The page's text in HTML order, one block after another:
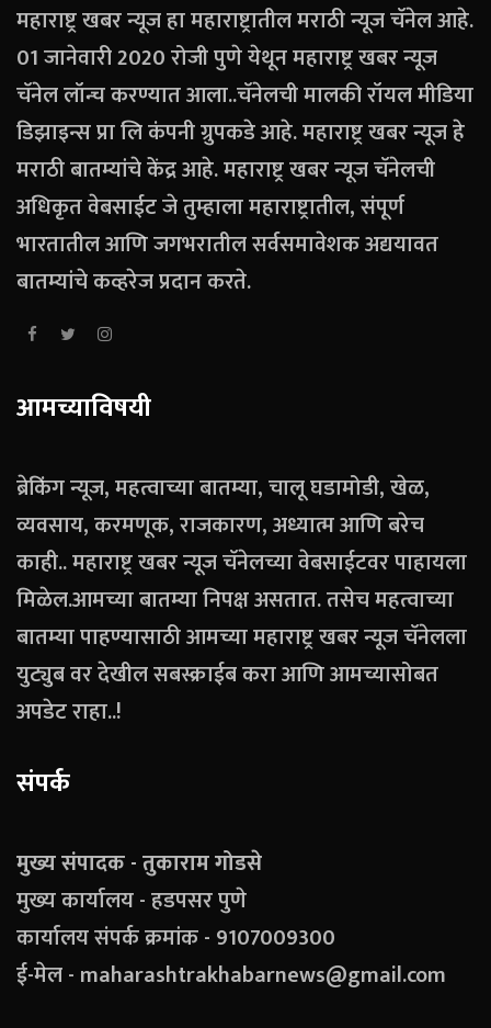
महाराष्ट्र खबर न्यूज हा महाराष्ट्रातील मराठी न्यूज चॅनेल आहे.
01 जानेवारी 2020 रोजी पुणे येथून महाराष्ट्र खबर न्यूज
चॅनेल लॉन्च करण्यात आला..चॅनेलची मालकी रॉयल मीडिया
डिझाइन्स प्रा लि कंपनी ग्रुपकडे आहे. महाराष्ट्र खबर न्यूज हे
मराठी बातम्यांचे केंद्र आहे. महाराष्ट्र खबर न्यूज चॅनेलची
अधिकृत वेबसाईट जे तुम्हाला महाराष्ट्रातील, संपूर्ण
भारतातील आणि जगभरातील सर्वसमावेशक अद्ययावत
बातम्यांचे कव्हरेज प्रदान करते.
आमच्याविषयी
ब्रेकिंग न्यूज, महत्वाच्या बातम्या, चालू घडामोडी, खेळ,
व्यवसाय, करमणूक, राजकारण, अध्यात्म आणि बरेच
काही.. महाराष्ट्र खबर न्यूज चॅनेलच्या वेबसाईटवर पाहायला
मिळेल.आमच्या बातम्या निपक्ष असतात. तसेच महत्वाच्या
बातम्या पाहण्यासाठी आमच्या महाराष्ट्र खबर न्यूज चॅनेलला
युट्युब वर देखील सबस्क्राईब करा आणि आमच्यासोबत
अपडेट राहा..!
संपर्क
मुख्य संपादक - तुकाराम गोडसे
मुख्य कार्यालय - हडपसर पुणे
कार्यालय संपर्क क्रमांक - 9107009300
ई-मेल - maharashtrakhabarnews@gmail.com